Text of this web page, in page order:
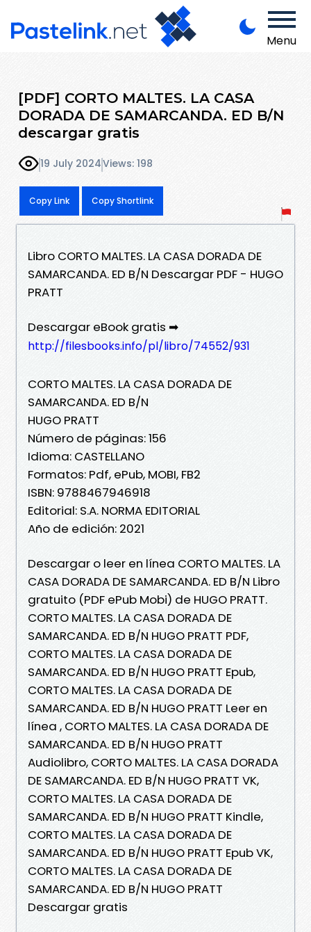
Menu
[PDF] CORTO MALTES. LA CASA
DORADA DE SAMARCANDA. ED B/N
descargar gratis
19 July 2024Views: 198
Copy Link Copy Shortlink
Libro CORTO MALTES. LA CASA DORADA DE
SAMARCANDA. ED B/N Descargar PDF - HUGO
PRATT
Descargar eBook gratis ➡
http://filesbooks.info/pl/libro/74552/931
CORTO MALTES. LA CASA DORADA DE
SAMARCANDA. ED B/N
HUGO PRATT
Número de páginas: 156
Idioma: CASTELLANO
Formatos: Pdf, ePub, MOBI, FB2
ISBN: 9788467946918
Editorial: S.A. NORMA EDITORIAL
Año de edición: 2021
Descargar o leer en línea CORTO MALTES. LA
CASA DORADA DE SAMARCANDA. ED B/N Libro
gratuito (PDF ePub Mobi) de HUGO PRATT.
CORTO MALTES. LA CASA DORADA DE
SAMARCANDA. ED B/N HUGO PRATT PDF,
CORTO MALTES. LA CASA DORADA DE
SAMARCANDA. ED B/N HUGO PRATT Epub,
CORTO MALTES. LA CASA DORADA DE
SAMARCANDA. ED B/N HUGO PRATT Leer en
línea , CORTO MALTES. LA CASA DORADA DE
SAMARCANDA. ED B/N HUGO PRATT
Audiolibro, CORTO MALTES. LA CASA DORADA
DE SAMARCANDA. ED B/N HUGO PRATT VK,
CORTO MALTES. LA CASA DORADA DE
SAMARCANDA. ED B/N HUGO PRATT Kindle,
CORTO MALTES. LA CASA DORADA DE
SAMARCANDA. ED B/N HUGO PRATT Epub VK,
CORTO MALTES. LA CASA DORADA DE
SAMARCANDA. ED B/N HUGO PRATT
Descargar gratis